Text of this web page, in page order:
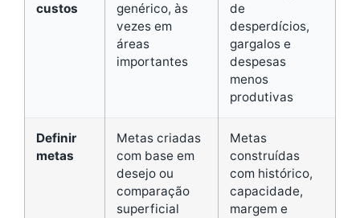
custos
genérico, às
vezes em
áreas
importantes
de
desperdícios,
gargalos e
despesas
menos
produtivas
Definir
metas
Metas criadas
com base em
desejo ou
comparação
superficial
Metas
construídas
com histórico,
capacidade,
margem e